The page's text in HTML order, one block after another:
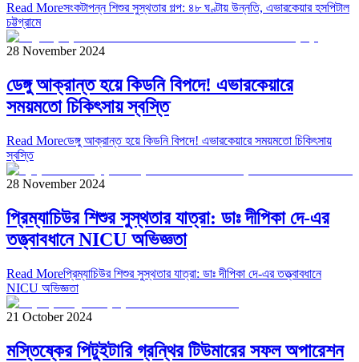
Read Moreসংকটাপন্ন শিশুর সুস্থতার গল্প: ৪৮ ঘণ্টায় উন্নতি, এভারকেয়ার হসপিটাল
চট্টগ্রামে
28 November 2024
ডেঙ্গু আক্রান্ত হয়ে কিডনি বিপদে! এভারকেয়ারে
সময়মতো চিকিৎসায় স্বস্তি
Read Moreডেঙ্গু আক্রান্ত হয়ে কিডনি বিপদে! এভারকেয়ারে সময়মতো চিকিৎসায়
স্বস্তি
28 November 2024
প্রিম্যাচিউর শিশুর সুস্থতার যাত্রা: ডাঃ দীপিকা দে-এর
তত্ত্বাবধানে NICU অভিজ্ঞতা
Read Moreপ্রিম্যাচিউর শিশুর সুস্থতার যাত্রা: ডাঃ দীপিকা দে-এর তত্ত্বাবধানে
NICU অভিজ্ঞতা
21 October 2024
মস্তিষ্কের পিটুইটারি গ্রন্থির টিউমারের সফল অপারেশন